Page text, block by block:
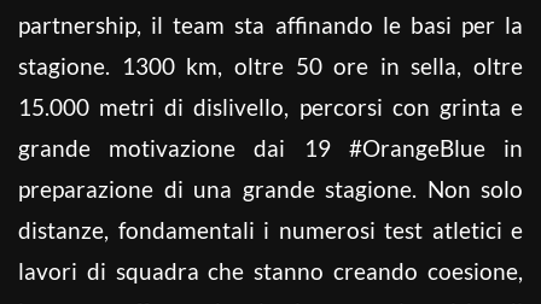
partnership, il team sta affinando le basi per la
stagione. 1300 km, oltre 50 ore in sella, oltre
15.000 metri di dislivello, percorsi con grinta e
grande motivazione dai 19 #OrangeBlue in
preparazione di una grande stagione. Non solo
distanze, fondamentali i numerosi test atletici e
lavori di squadra che stanno creando coesione,